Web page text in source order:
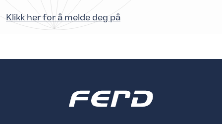
Klikk her for å melde deg på